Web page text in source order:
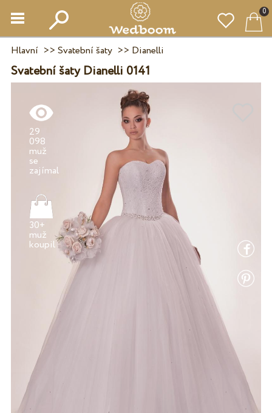
0
Hlavní >> Svatební šaty>> Dianelli
Svatební šaty Dianelli 0141
29
098
muž
se
30+
muž